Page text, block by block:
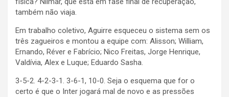
também não viaja.
Em trabalho coletivo, Aguirre esqueceu o sistema sem os
três zagueiros e montou a equipe com: Alisson; William,
Ernando, Réver e Fabrício; Nico Freitas, Jorge Henrique,
Valdívia, Alex e Luque; Eduardo Sasha.
3-5-2. 4-2-3-1. 3-6-1, 10-0. Seja o esquema que for o
certo é que o Inter jogará mal de novo e as pressões